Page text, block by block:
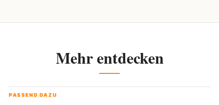
Mehr entdecken
PASSEND DAZU